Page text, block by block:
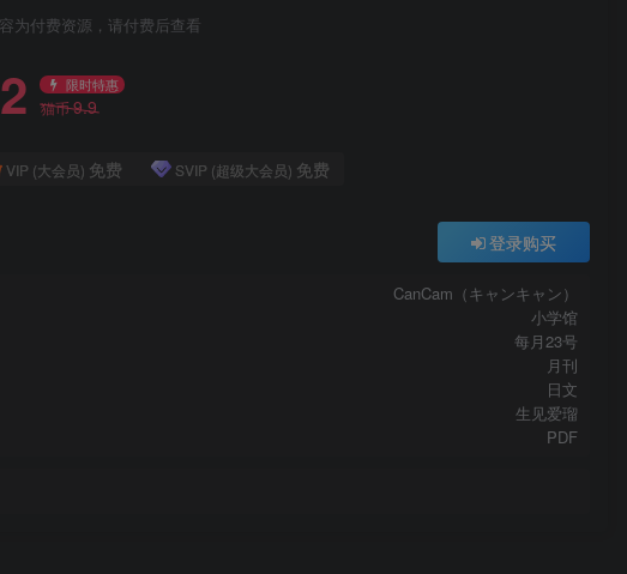
为付费资源，请付费后查看
2 限时特惠
猫币9.9
VIP (大会员) 免费 SVIP (超级大会员) 免费
登录购买
CanCam（キャンキャン）
小学馆
每月23号
月刊
日文
生见爱瑠
PDF